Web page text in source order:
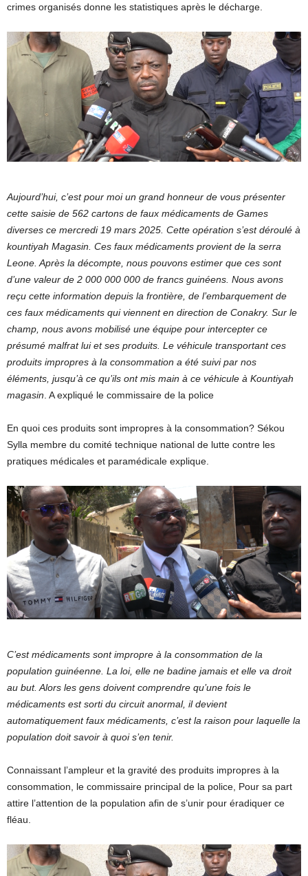
crimes organisés donne les statistiques après le décharge.
Aujourd’hui, c’est pour moi un grand honneur de vous présenter
cette saisie de 562 cartons de faux médicaments de Games
diverses ce mercredi 19 mars 2025. Cette opération s’est déroulé à
kountiyah Magasin. Ces faux médicaments provient de la serra
Leone. Après la décompte, nous pouvons estimer que ces sont
d’une valeur de 2 000 000 000 de francs guinéens. Nous avons
reçu cette information depuis la frontière, de l’embarquement de
ces faux médicaments qui viennent en direction de Conakry. Sur le
champ, nous avons mobilisé une équipe pour intercepter ce
présumé malfrat lui et ses produits. Le véhicule transportant ces
produits impropres à la consommation a été suivi par nos
éléments, jusqu’à ce qu’ils ont mis main à ce véhicule à Kountiyah
magasin. A expliqué le commissaire de la police
En quoi ces produits sont impropres à la consommation? Sékou
Sylla membre du comité technique national de lutte contre les
pratiques médicales et paramédicale explique.
C’est médicaments sont impropre à la consommation de la
population guinéenne. La loi, elle ne badine jamais et elle va droit
au but. Alors les gens doivent comprendre qu’une fois le
médicaments est sorti du circuit anormal, il devient
automatiquement faux médicaments, c’est la raison pour laquelle la
population doit savoir à quoi s’en tenir.
Connaissant l’ampleur et la gravité des produits impropres à la
consommation, le commissaire principal de la police, Pour sa part
attire l’attention de la population afin de s’unir pour éradiquer ce
fléau.